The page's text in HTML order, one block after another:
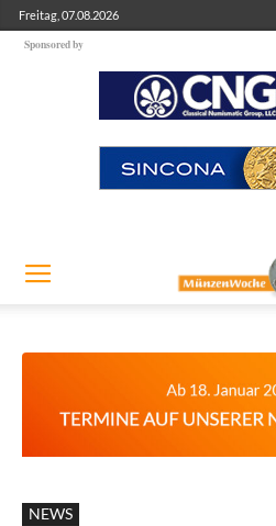
Freitag, 07.08.2026
Sponsored by
NEWS